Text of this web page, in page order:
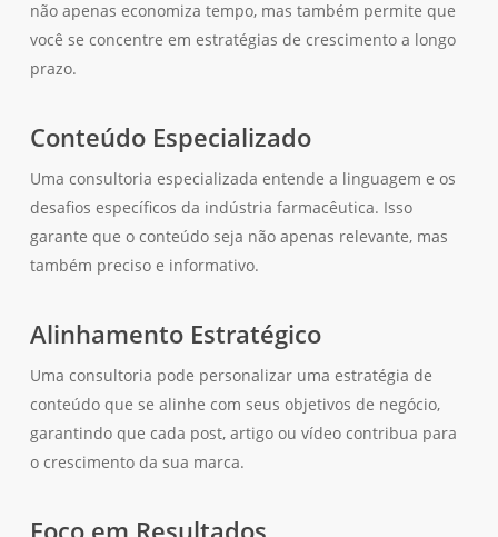
não apenas economiza tempo, mas também permite que
você se concentre em estratégias de crescimento a longo
prazo.
Conteúdo Especializado
Uma consultoria especializada entende a linguagem e os
desafios específicos da indústria farmacêutica. Isso
garante que o conteúdo seja não apenas relevante, mas
também preciso e informativo.
Alinhamento Estratégico
Uma consultoria pode personalizar uma estratégia de
conteúdo que se alinhe com seus objetivos de negócio,
garantindo que cada post, artigo ou vídeo contribua para
o crescimento da sua marca.
Foco em Resultados